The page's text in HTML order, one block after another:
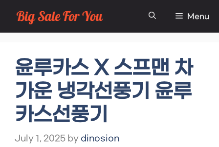
Skip
to
Menu
윤루카스 X 스프맨 차
가운 냉각선풍기 윤루
카스선풍기
July 1, 2025 by dinosion